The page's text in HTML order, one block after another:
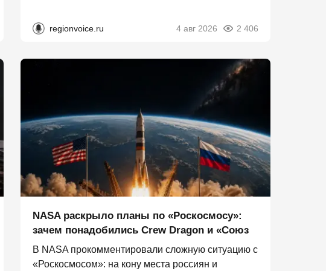
regionvoice.ru 4 авг 2026 2 406
NASA раскрыло планы по «Роскосмосу»:
зачем понадобились Crew Dragon и «Союз
В NASA прокомментировали сложную ситуацию с
«Роскосмосом»: на кону места россиян и